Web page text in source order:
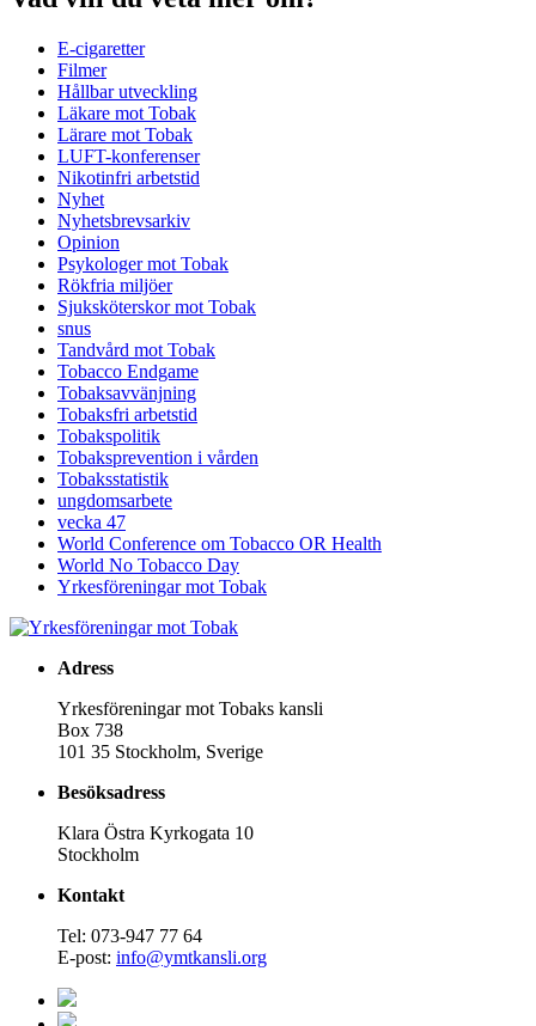
E-cigaretter
Filmer
Hållbar utveckling
Läkare mot Tobak
Lärare mot Tobak
LUFT-konferenser
Nikotinfri arbetstid
Nyhet
Nyhetsbrevsarkiv
Opinion
Psykologer mot Tobak
Rökfria miljöer
Sjuksköterskor mot Tobak
snus
Tandvård mot Tobak
Tobacco Endgame
Tobaksavvänjning
Tobaksfri arbetstid
Tobakspolitik
Tobaksprevention i vården
Tobaksstatistik
ungdomsarbete
vecka 47
World Conference om Tobacco OR Health
World No Tobacco Day
Yrkesföreningar mot Tobak
Adress
Yrkesföreningar mot Tobaks kansli
Box 738
101 35 Stockholm, Sverige
Besöksadress
Klara Östra Kyrkogata 10
Stockholm
Kontakt
Tel: 073-947 77 64
E-post: info@ymtkansli.org